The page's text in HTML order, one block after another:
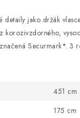
detaily jako držák
Securmark*. 3
451 cm
175 cm